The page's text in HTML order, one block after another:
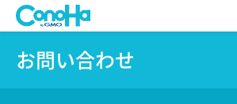
お問い合わせ